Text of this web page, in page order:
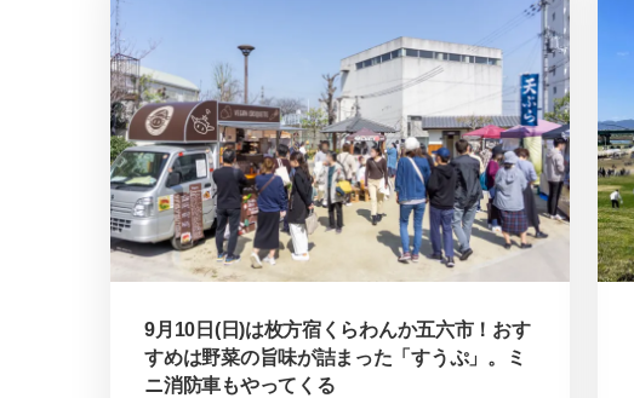
9月10日(日)は枚方宿くらわんか五六市！おす
すめは野菜の旨味が詰まった「すうぷ」。ミ
ニ消防車もやってくる